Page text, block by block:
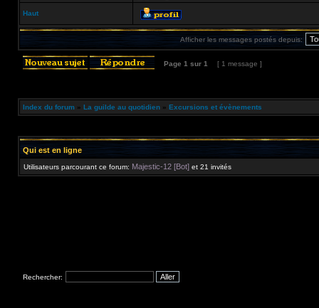
Haut
Afficher les messages postés depuis:
Page 1 sur 1 [ 1 message ]
Index du forum » La guilde au quotidien » Excursions et évènements
Qui est en ligne
Utilisateurs parcourant ce forum: Majestic-12 [Bot] et 21 invités
Rechercher: